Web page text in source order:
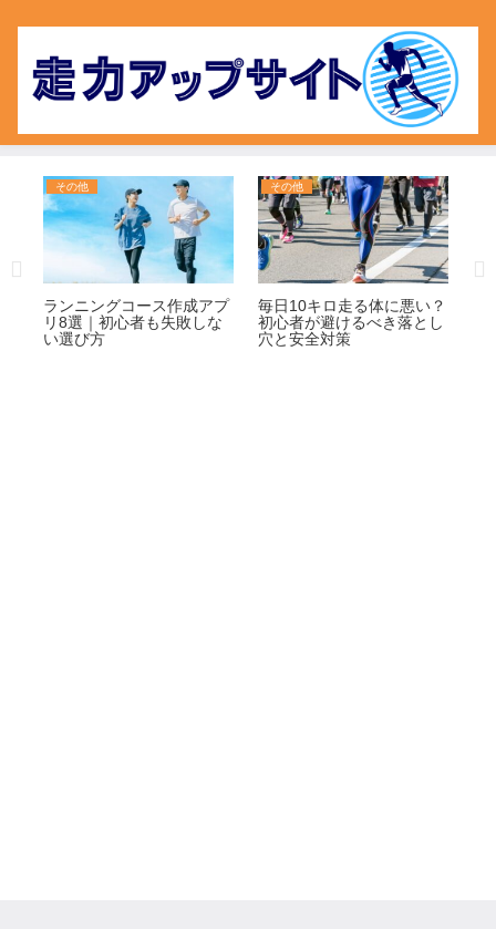
その他
ランニングコース作成アプ
リ8選｜初心者も失敗しな
い選び方
その他
毎日10キロ走る体に悪い？
初心者が避けるべき落とし
穴と安全対策